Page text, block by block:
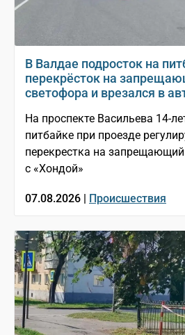
В Валдае подросток на
перекрёсток на
светофора и врезался в
На проспекте Васильева 14-
питбайке при проезде
перекрестка на запрещающий
с «Хондой»
07.08.2026 | Происшествия